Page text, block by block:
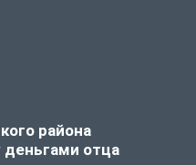
района
деньгами отца